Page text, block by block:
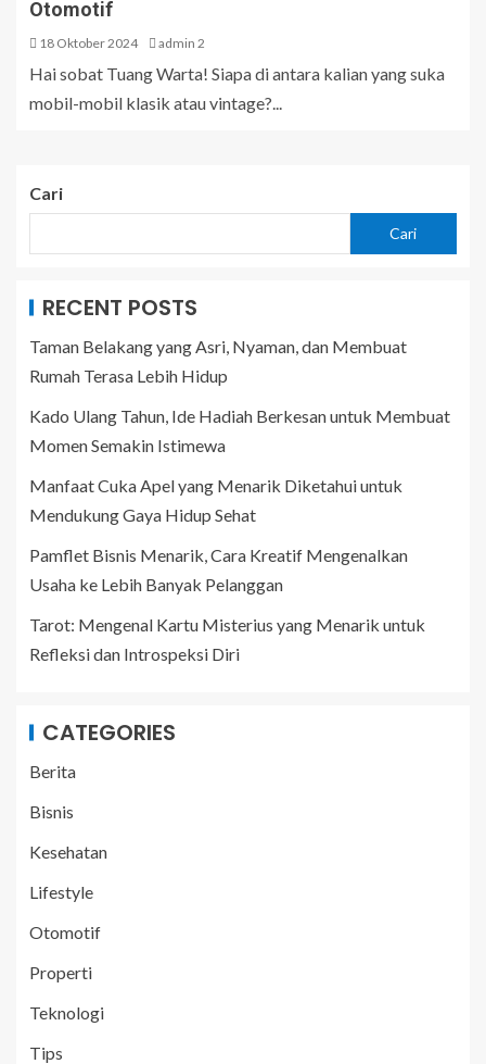
Otomotif
18 Oktober 2024 admin 2
Hai sobat Tuang Warta! Siapa di antara kalian yang suka
mobil-mobil klasik atau vintage?...
Cari
Cari
RECENT POSTS
Taman Belakang yang Asri, Nyaman, dan Membuat
Rumah Terasa Lebih Hidup
Kado Ulang Tahun, Ide Hadiah Berkesan untuk Membuat
Momen Semakin Istimewa
Manfaat Cuka Apel yang Menarik Diketahui untuk
Mendukung Gaya Hidup Sehat
Pamflet Bisnis Menarik, Cara Kreatif Mengenalkan
Usaha ke Lebih Banyak Pelanggan
Tarot: Mengenal Kartu Misterius yang Menarik untuk
Refleksi dan Introspeksi Diri
CATEGORIES
Berita
Bisnis
Kesehatan
Lifestyle
Otomotif
Properti
Teknologi
Tips